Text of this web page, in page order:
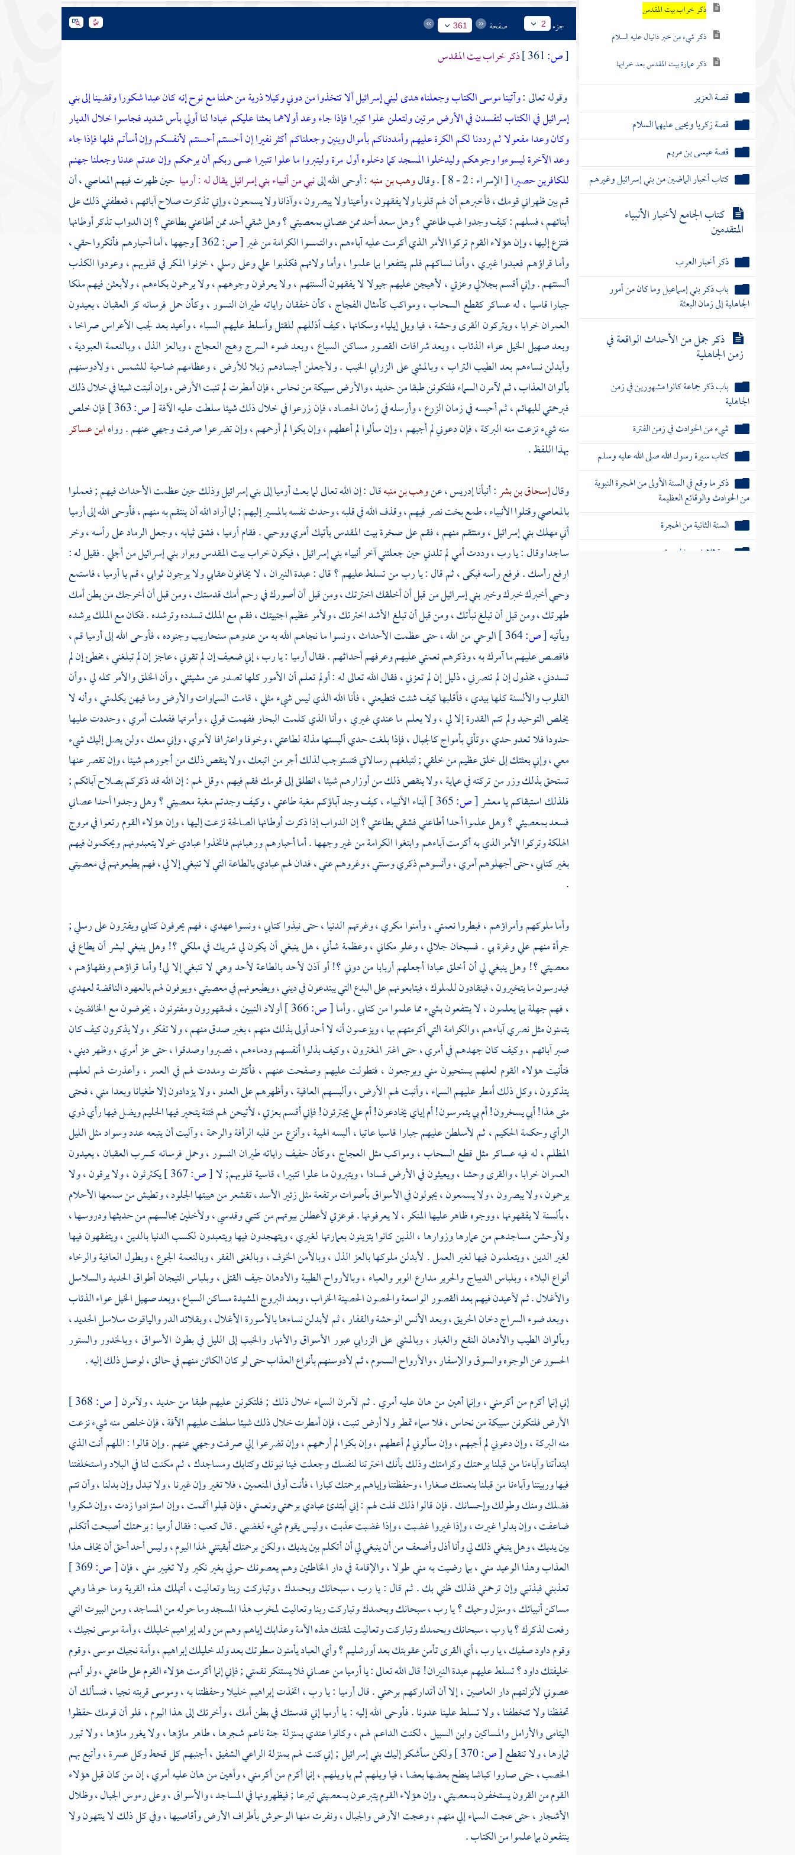
ذكر خراب بيت المقدس
ذكر شيء من خبر دانيال عليه السلام
ذكر عمارة بيت المقدس بعد خرابها
قصة العزير
قصة زكريا ويحيى عليهما السلام
قصة عيسى بن مريم
كتاب أخبار الماضين من بني إسرائيل وغيرهم
كتاب الجامع لأخبار الأنبياء
المتقدمين
ذكر أخبار العرب
باب ذكر بني إسماعيل وما كان من أمور
الجاهلية إلى زمان البعثة
ذكر جمل من الأحداث الواقعة في
زمن الجاهلية
باب ذكر جماعة كانوا مشهورين في زمن
الجاهلية
شيء من الحوادث في زمن الفترة
كتاب سيرة رسول الله صلى الله عليه وسلم
ذكر ما وقع في السنة الأولى من الهجرة النبوية
من الحوادث والوقائع العظيمة
السنة الثانية من الهجرة
سنة ثلاث من الهجرة
جزء 2 صفحة 361
[ص: ذكر خراببيت المقدس
وقوله تعالى :وآتينا موسى الكتاب وجعلناه هدى لبني إسرائيل ألا تتخذوا من دوني وكيلا ذرية من حملنا مع نوح إنه كان عبدا شكورا وقضينا إلى بني
إسرائيل في الكتاب لتفسدن في الأرض مرتين ولتعلن علوا كبيرا فإذا جاء وعد أولاهما بعثنا عليكم عبادا لنا أولي بأس شديد فجاسوا خلال الديار
وكان وعدا مفعولا ثم رددنا لكم الكرة عليهم وأمددناكم بأموال وبنين وجعلناكم أكثر نفيرا إن أحسنتم أحسنتم لأنفسكم وإن أسأتم فلها فإذا جاء
وعد الآخرة ليسوءوا وجوهكم وليدخلوا المسجد كما دخلوه أول مرة وليتبروا ما علوا تتبيرا عسى ربكم أن يرحمكم وإن عدتم عدنا وجعلنا جهنم
للكافرين حصيرا[ الإسراء : 2 - 8 ] . وقال وهب بن منبه: أوحى الله إلىنبي من أنبياءبني إسرائيليقال له :أرميا حين ظهرت فيهم المعاصي ، أن
قم بين ظهراني قومك ، فأخبرهم أن لهم قلوبا ولا يفقهون ، وأعينا ولا يبصرون ، وآذانا ولا يسمعون ، وإني تذكرت صلاح آبائهم ، فعطفني ذلك على
أبنائهم ، فسلهم : كيف وجدوا غب طاعتي ؟ وهل سعد أحد ممن عصاني بمعصيتي ؟ وهل شقي أحد ممن أطاعني بطاعتي ؟ إن الدواب تذكر أوطانها
فتنزع إليها ، وإن هؤلاء القوم تركوا الأمر الذي أكرمت عليه آباءهم ، والتمسوا الكرامة من غير[ص:
وجهها ، أما أحبارهم فأنكروا حقي ،
وأما قراؤهم فعبدوا غيري ، وأما نساكهم فلم ينتفعوا بما علموا ، وأما ولاتهم فكذبوا علي وعلى رسلي ، خزنوا المكر في قلوبهم ، وعودوا الكذب
ألسنتهم . وإني أقسم بجلالي وعزتي ، لأهيجن عليهم جيولا لا يفقهون ألسنتهم ، ولا يعرفون وجوههم ، ولا يرحمون بكاءهم ، ولأبعثن فيهم ملكا
جبارا قاسيا ، له عساكر كقطع السحاب ، ومواكب كأمثال الفجاج ، كأن خفقان راياته طيران النسور ، وكأن حمل فرسانه كر العقبان ، يعيدون
العمران خرابا ، ويتركون القرى وحشة ، فيا ويلإيلياءوسكانها ، كيف أذللهم للقتل وأسلط عليهم السباء ، وأعيد بعد لجب الأعراس صراخا ،
وبعد صهيل الخيل عواء الذئاب ، وبعد شرافات القصور مساكن السباع ، وبعد ضوء السرج وهج العجاج ، وبالعز الذل ، وبالنعمة العبودية ،
وأبدلن نساءهم بعد الطيب التراب ، وبالمشي على الزرابي الخبب . ولأجعلن أجسادهم زبلا للأرض ، وعظامهم ضاحية للشمس ، ولأدوسنهم
بألوان العذاب ، ثم لآمرن السماء فلتكونن طبقا من حديد ، والأرض سبيكة من نحاس ، فإن أمطرت لم تنبت الأرض ، وإن أنبتت شيئا في خلال ذلك
فبرحمتي للبهائم ، ثم أحبسه في زمان الزرع ، وأرسله في زمان الحصاد ، فإن زرعوا في خلال ذلك شيئا سلطت عليه الآفة[ص:
فإن خلص
منه شيء نزعت منه البركة ، فإن دعوني لم أجبهم ، وإن سألوا لم أعطهم ، وإن بكوا لم أرحمهم ، وإن تضرعوا صرفت وجهي عنهم . رواهابن عساكر
بهذا اللفظ .
وقالإسحاق بن بشر: أنبأناإدريس، عنوهب بن منبهقال : إن الله تعالى لما بعثأرمياإلىبني إسرائيلوذلك حين عظمت الأحداث فيهم ; فعملوا
بالمعاصي وقتلوا الأنبياء ، طمعبخت نصرفيهم ، وقذف الله في قلبه ، وحدث نفسه بالمسير إليهم ; لما أراد الله أن ينتقم به منهم ، فأوحى الله إلىأرميا
أني مهلكبني إسرائيل، ومنتقم منهم ، فقم على صخرةبيت المقدسيأتيك أمري ووحيي . فقامأرميا، فشق ثيابه ، وجعل الرماد على رأسه ، وخر
ساجدا وقال : يا رب ، وددت أمي لم تلدني حين جعلتني آخر أنبياءبني إسرائيل، فيكون خراببيت المقدسوبواربني إسرائيلمن أجلي . فقيل له :
ارفع رأسك . فرفع رأسه فبكى ، ثم قال : يا رب من تسلط عليهم ؟ قال : عبدة النيران ، لا يخافون عقابي ولا يرجون ثوابي ، قم ياأرميا، فاستمع
وحيي أخبرك خبرك وخبربني إسرائيلمن قبل أن أخلقك اخترتك ، ومن قبل أن أصورك في رحم أمك قدستك ، ومن قبل أن أخرجك من بطن أمك
طهرتك ، ومن قبل أن تبلغ نبأتك ، ومن قبل أن تبلغ الأشد اخترتك ، ولأمر عظيم اجتبيتك ، فقم مع الملك تسدده وترشده . فكان مع الملك يرشده
ويأتيه[ص:364 ] الوحي من الله ، حتى عظمت الأحداث ، ونسوا ما نجاهم الله به من عدوهمسنحاريبوجنوده ، فأوحى الله إلىأرمياقم ،
فاقصص عليهم ما آمرك به ، وذكرهم نعمتي عليهم وعرفهم أحداثهم . فقالأرميا: يا رب ، إني ضعيف إن لم تقوني ، عاجز إن لم تبلغني ، مخطئ إن لم
تسددني ، مخذول إن لم تنصرني ، ذليل إن لم تعزني ، فقال الله تعالى له : أولم تعلم أن الأمور كلها تصدر عن مشيئتي ، وأن الخلق والأمر كله لي ، وأن
القلوب والألسنة كلها بيدي ، فأقلبها كيف شئت فتطيعني ، فأنا الله الذي ليس شيء مثلي ، قامت السماوات والأرض وما فيهن بكلمتي ، وأنه لا
يخلص التوحيد ولم تتم القدرة إلا لي ، ولا يعلم ما عندي غيري ، وأنا الذي كلمت البحار ففهمت قولي ، وأمرتها ففعلت أمري ، وحددت عليها
حدودا فلا تعدو حدي ، وتأتي بأمواج كالجبال ، فإذا بلغت حدي ألبستها مذلة لطاعتي ، وخوفا واعترافا لأمري ، وإني معك ، ولن يصل إليك شيء
معي ، وإني بعثتك إلى خلق عظيم من خلقي ; لتبلغهم رسالاتي فتستوجب لذلك أجر من اتبعك ، ولا ينقص ذلك من أجورهم شيئا ، وإن تقصر عنها
تستحق بذلك وزر من تركته في عماية ، ولا ينقص ذلك من أوزارهم شيئا ، انطلق إلى قومك فقم فيهم ، وقل لهم : إن الله قد ذكركم بصلاح آبائكم ;
فلذلك استبقاكم يا معشر[ص:
أبناء الأنبياء ، كيف وجد آباؤكم مغبة طاعتي ، وكيف وجدتم مغبة معصيتي ؟ وهل وجدوا أحدا عصاني
فسعد بمعصيتي ؟ وهل علموا أحدا أطاعني فشقي بطاعتي ؟ إن الدواب إذا ذكرت أوطانها الصالحة نزعت إليها ، وإن هؤلاء القوم رتعوا في مروج
الهلكة وتركوا الأمر الذي به أكرمت آباءهم وابتغوا الكرامة من غير وجهها . أما أحبارهم ورهبانهم فاتخذوا عبادي خولا يتعبدونهم ويحكمون فيهم
بغير كتابي ، حتى أجهلوهم أمري ، وأنسوهم ذكري وسنتي ، وغروهم عني ، فدان لهم عبادي بالطاعة التي لا تنبغي إلا لي ، فهم يطيعونهم في معصيتي
.
وأما ملوكهم وأمراؤهم ، فبطروا نعمتي ، وأمنوا مكري ، وغرتهم الدنيا ، حتى نبذوا كتابي ، ونسوا عهدي ، فهم يحرفون كتابي ويفترون على رسلي ;
جرأة منهم علي وغرة بي . فسبحان جلالي ، وعلو مكاني ، وعظمة شأني ، هل ينبغي أن يكون لي شريك في ملكي ؟! وهل ينبغي لبشر أن يطاع في
معصيتي ؟! وهل ينبغي لي أن أخلق عبادا أجعلهم أربابا من دوني ؟! أو آذن لأحد بالطاعة لأحد وهي لا تنبغي إلا لي! وأما قراؤهم وفقهاؤهم ،
فيدرسون ما يتخيرون ، فينقادون للملوك ، فيتابعونهم على البدع التي يبتدعون في ديني ، ويطيعونهم في معصيتي ، ويوفون لهم بالعهود الناقضة لعهدي
، فهم جهلة بما يعلمون ، لا ينتفعون بشيء مما علموا من كتابي . وأما[ص:366 ]
أولاد النبيين ، فمقهورون ومفتونون ، يخوضون مع الخائضين ،
يتمنون مثل نصري آباءهم ، والكرامة التي أكرمتهم بها ، ويزعمون أنه لا أحد أولى بذلك منهم ، بغير صدق منهم ، ولا تفكر ، ولا يذكرون كيف كان
صبر آبائهم ، وكيف كان جهدهم في أمري ، حتى اغتر المغترون ، وكيف بذلوا أنفسهم ودماءهم ، فصبروا وصدقوا ، حتى عز أمري ، وظهر ديني ،
فتأنيت هؤلاء القوم لعلهم يستحيون مني ويرجعون ، فتطولت عليهم وصفحت عنهم ، فأكثرت ومددت لهم في العمر ، وأعذرت لهم لعلهم
يتذكرون ، وكل ذلك أمطر عليهم السماء ، وأنبت لهم الأرض ، وألبسهم العافية ، وأظهرهم على العدو ، ولا يزدادون إلا طغيانا وبعدا مني ، فحتى
متى هذا! أبي يسخرون! أم بي يتمرسون! أم إياي يخادعون! أم علي يجترئون! فإني أقسم بعزتي ، لأتيحن لهم فتنة يتحير فيها الحليم ويضل فيها رأي ذوي
الرأي وحكمة الحكيم ، ثم لأسلطن عليهم جبارا قاسيا عاتيا ، ألبسه الهيبة ، وأنزع من قلبه الرأفة والرحمة ، وآليت أن يتبعه عدد وسواد مثل الليل
المظلم ، له فيه عساكر مثل قطع السحاب ، ومواكب مثل العجاج ، وكأن حفيف راياته طيران النسور ، وحمل فرسانه كسرب العقبان ، يعيدون
العمران خرابا ، والقرى وحشا ، ويعيثون في الأرض فسادا ، ويتبرون ما علوا تتبيرا ، قاسية قلوبهم; لا[ص:
يكترثون ، ولا يرقون ، ولا
يرحمون ، ولا يبصرون ، ولا يسمعون ، يجولون في الأسواق بأصوات مرتفعة مثل زئير الأسد ، تقشعر من هيبتها الجلود ، وتطيش من سمعها الأحلام
، بألسنة لا يفقهونها ، ووجوه ظاهر عليها المنكر ، لا يعرفونها . فوعزتي لأعطلن بيوتهم من كتبي وقدسي ، ولأخلين مجالسهم من حديثها ودروسها ،
ولأوحشن مساجدهم من عمارها وزوارها ، الذين كانوا يتزينون بعمارتها لغيري ، ويتهجدون فيها ويتعبدون لكسب الدنيا بالدين ، ويتفقهون فيها
لغير الدين ، ويتعلمون فيها لغير العمل . لأبدلن ملوكها بالعز الذل ، وبالأمن الخوف ، وبالغنى الفقر ، وبالنعمة الجوع ، وبطول العافية والرخاء
أنواع البلاء ، وبلباس الديباج والحرير مدارع الوبر والعباء ، وبالأرواح الطيبة والأدهان جيف القتلى ، وبلباس التيجان أطواق الحديد والسلاسل
والأغلال . ثم لأعيدن فيهم بعد القصور الواسعة والحصون الحصينة الخراب ، وبعد البروج المشيدة مساكن السباع ، وبعد صهيل الخيل عواء الذئاب
، وبعد ضوء السراج دخان الحريق ، وبعد الأنس الوحشة والقفار ، ثم لأبدلن نساءها بالأسورة الأغلال ، وبقلائد الدر والياقوت سلاسل الحديد ،
وبألوان الطيب والأدهان النقع والغبار ، وبالمشي على الزرابي عبور الأسواق والأنهار والخبب إلى الليل في بطون الأسواق ، وبالخدور والستور
الحسور عن الوجوه والسوق والإسفار ، والأرواح السموم ، ثم لأدوسنهم بأنواع العذاب حتى لو كان الكائن منهم في حالق ، لوصل ذلك إليه .
إني إنما أكرم من أكرمني ، وإنما أهين من هان عليه أمري . ثم لآمرن السماء خلال ذلك ; فلتكونن عليهم طبقا من حديد ، ولآمرن[ص:
الأرض فلتكونن سبيكة من نحاس ، فلا سماء تمطر ولا أرض تنبت ، فإن أمطرت خلال ذلك شيئا سلطت عليهم الآفة ، فإن خلص منه شيء نزعت
منه البركة ، وإن دعوني لم أجبهم ، وإن سألوني لم أعطهم ، وإن بكوا لم أرحمهم ، وإن تضرعوا إلي صرفت وجهي عنهم . وإن قالوا : اللهم أنت الذي
ابتدأتنا وآباءنا من قبلنا برحمتك وكرامتك وذلك بأنك اخترتنا لنفسك وجعلت فينا نبوتك وكتابك ومساجدك ، ثم مكنت لنا في البلاد واستخلفتنا
فيها وربيتنا وآباءنا من قبلنا بنعمتك صغارا ، وحفظتنا وإياهم برحمتك كبارا ، فأنت أوفى المنعمين ، فلا تغير وإن غيرنا ، ولا تبدل وإن بدلنا ، وأن تتم
فضلك ومنك وطولك وإحسانك . فإن قالوا ذلك قلت لهم : إني أبتدئ عبادي برحمتي ونعمتي ، فإن قبلوا أتممت ، وإن استزادوا زدت ، وإن شكروا
ضاعفت ، وإن بدلوا غيرت ، وإذا غيروا غضبت ، وإذا غضبت عذبت ، وليس يقوم شيء لغضبي . قالكعب: فقالأرميا: برحمتك أصبحت أتكلم
بين يديك ، وهل ينبغي ذلك لي وأنا أذل وأضعف من أن ينبغي لي أن أتكلم بين يديك ، ولكن برحمتك أبقيتني لهذا اليوم ، وليس أحد أحق أن يخاف هذا
العذاب وهذا الوعيد مني ، بما رضيت به مني طولا ، والإقامة في دار الخاطئين وهم يعصونك حولي بغير نكير ولا تغيير مني ، فإن[ص:369 ]
تعذبني فبذنبي وإن ترحمني فذلك ظني بك . ثم قال : يا رب ، سبحانك وبحمدك ، وتباركت ربنا وتعاليت ، أتهلك هذه القرية وما حولها وهي
مساكن أنبيائك ، ومنزل وحيك ؟ يا رب ، سبحانك وبحمدك وتباركت ربنا وتعاليت لمخرب هذا المسجد وما حوله من المساجد ، ومن البيوت التي
رفعت لذكرك ؟ يا رب ، سبحانك وبحمدك وتباركت وتعاليت لمقتك هذه الأمة وعذابك إياهم وهم منولد إبراهيمخليلك ، وأمةموسىنجيك ،
وقومداودصفيك ، يا رب ، أي القرى تأمن عقوبتك بعدأورشليم ؟وأي العباد يأمنون سطوتك بعد ولد خليلكإبراهيم، وأمة نجيكموسى،وقوم
خليفتكداود ؟تسلط عليهم عبدة النيران! قال الله تعالى : ياأرميامن عصاني فلا يستنكر نقمتي ; فإني إنما أكرمت هؤلاء القوم على طاعتي ، ولو أنهم
عصوني لأنزلتهم دار العاصين ، إلا أن أتداركهم برحمتي . قالأرميا: يا رب ، اتخذتإبراهيمخليلا وحفظتنا به ،وموسىقربته نجيا ، فنسألك أن
تحفظنا ولا تتخطفنا ، ولا تسلط علينا عدونا . فأوحى الله إليه : ياأرمياإني قدستك في بطن أمك ، وأخرتك إلى هذا اليوم ، فلو أن قومك حفظوا
اليتامى والأرامل والمساكين وابن السبيل ، لكنت الداعم لهم ، وكانوا عندي بمنزلة جنة ناعم شجرها ، طاهر ماؤها ، ولا يغور ماؤها ، ولا تبور
ثمارها ، ولا تنقطع[ص:370 ] ولكن سأشكو إليكبني إسرائيل ;إني كنت لهم بمنزلة الراعي الشفيق ، أجنبهم كل قحط وكل عسرة ، وأتبع بهم
الخصب ، حتى صاروا كباشا ينطح بعضها بعضا ، فيا ويلهم ثم يا ويلهم ، إنما أكرم من أكرمني ، وأهين من هان عليه أمري ، إن من كان قبل هؤلاء
القوم من القرون يستخفون بمعصيتي ، وإن هؤلاء القوم يتبرعون بمعصيتي تبرعا ; فيظهرونها في المساجد ، والأسواق ، وعلى رءوس الجبال ، وظلال
الأشجار ، حتى عجت السماء إلي منهم ، وعجت الأرض والجبال ، ونفرت منها الوحوش بأطراف الأرض وأقاصيها ، وفي كل ذلك لا ينتهون ولا
ينتفعون بما علموا من الكتاب .